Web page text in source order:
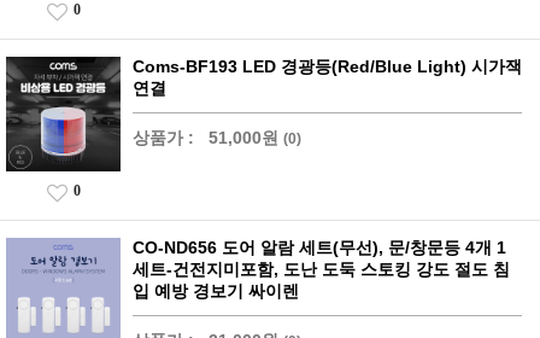
0
Coms-BF193 LED 경광등(Red/Blue Light) 시가잭
연결
상품가 : 51,000원 (0)
0
CO-ND656 도어 알람 세트(무선), 문/창문등 4개 1
세트-건전지미포함, 도난 도둑 스토킹 강도 절도 침
입 예방 경보기 싸이렌